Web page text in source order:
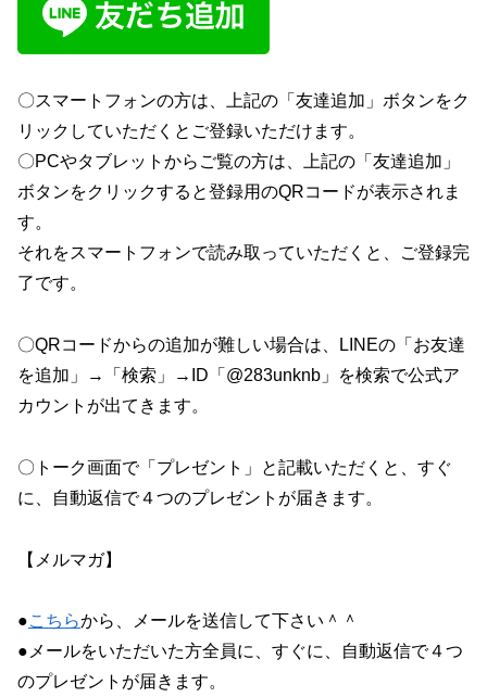
〇スマートフォンの方は、上記の「友達追加」ボタンをク
リックしていただくとご登録いただけます。
〇PCやタブレットからご覧の方は、上記の「友達追加」
ボタンをクリックすると登録用のQRコードが表示されま
す。
それをスマートフォンで読み取っていただくと、ご登録完
了です。
〇QRコードからの追加が難しい場合は、LINEの「お友達
を追加」→「検索」→ID「@283unknb」を検索で公式ア
カウントが出てきます。
〇トーク画面で「プレゼント」と記載いただくと、すぐ
に、自動返信で４つのプレゼントが届きます。
【メルマガ】
●こちらから、メールを送信して下さい＾＾
●メールをいただいた方全員に、すぐに、自動返信で４つ
のプレゼントが届きます。